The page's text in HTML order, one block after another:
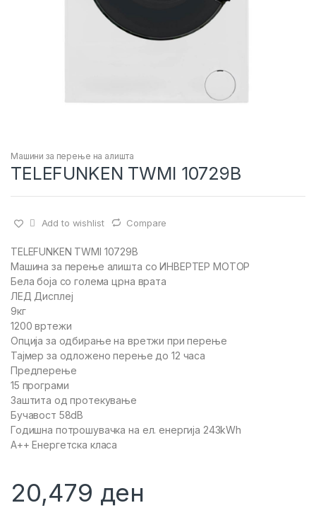
Машини за перење на алишта
TELEFUNKEN TWMI 10729B
Add to wishlist Compare
TELEFUNKEN TWMI 10729B
Машина за перење алишта со ИНВЕРТЕР МОТОР
Бела боја со голема црна врата
ЛЕД Дисплеј
9кг
1200 вртежи
Опција за одбирање на вретжи при перење
Тајмер за одложено перење до 12 часа
Предперење
15 програми
Заштита од протекување
Бучавост 58dB
Годишна потрошувачка на ел. енергија 243kWh
А++ Енергетска класа
20,479 ден